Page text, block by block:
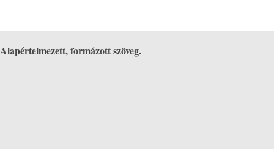
Alapértelmezett, formázott szöveg.